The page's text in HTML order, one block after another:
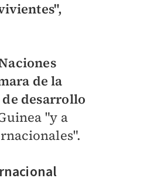
de la
de desarrollo
"y a